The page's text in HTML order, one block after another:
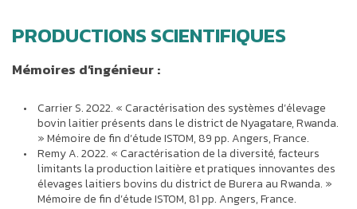
PRODUCTIONS SCIENTIFIQUES
Mémoires d’ingénieur :
Carrier S. 2022. « Caractérisation des systèmes d’élevage
bovin laitier présents dans le district de Nyagatare, Rwanda.
» Mémoire de fin d’étude ISTOM, 89 pp. Angers, France.
Remy A. 2022. « Caractérisation de la diversité, facteurs
limitants la production laitière et pratiques innovantes des
élevages laitiers bovins du district de Burera au Rwanda. »
Mémoire de fin d’étude ISTOM, 81 pp. Angers, France.